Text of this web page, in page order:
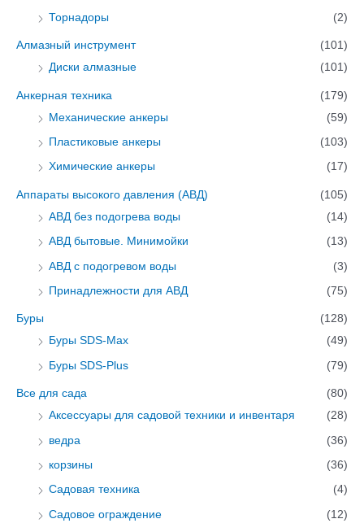
Торнадоры (2)
Алмазный инструмент
(101)
Диски алмазные
(101)
Анкерная техника
(179)
Механические анкеры
(59)
Пластиковые анкеры (103)
Химические анкеры (17)
Аппараты высокого давления (АВД)
(105)
АВД без подогрева воды
(14)
АВД бытовые. Минимойки (13)
АВД с подогревом воды (3)
Принадлежности для АВД (75)
Буры
(128)
Буры SDS-Max
(49)
Буры SDS-Plus (79)
Все для сада
(80)
Аксессуары для садовой техники и инвентаря
(28)
ведра (36)
корзины (36)
Садовая техника (4)
Садовое ограждение (12)